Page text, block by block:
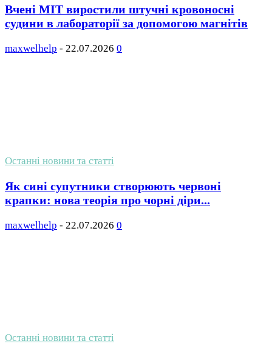
Вчені MIT виростили штучні кровоносні
судини в лабораторії за допомогою магнітів
maxwelhelp - 22.07.2026 0
Останні новини та статті
Як сині супутники створюють червоні
крапки: нова теорія про чорні діри...
maxwelhelp - 22.07.2026 0
Останні новини та статті